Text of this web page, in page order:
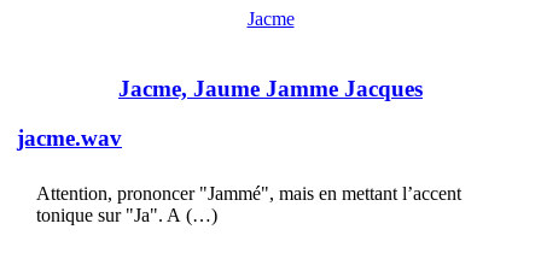
Jacme
Jacme, Jaume Jamme Jacques
jacme.wav
Attention, prononcer "Jammé", mais en mettant l’accent
tonique sur "Ja". A (…)